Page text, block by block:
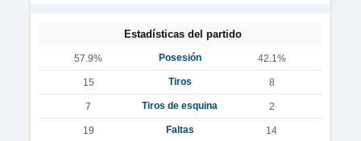
Estadísticas del partido
57.9% Posesión 42.1%
15 Tiros 8
7 Tiros de esquina 2
19 Faltas 14